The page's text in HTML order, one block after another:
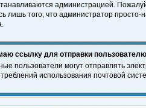
администрацией.
лишь того, что администратор
ссылку для отправки
пользователи могут отправлять
использования почтовой